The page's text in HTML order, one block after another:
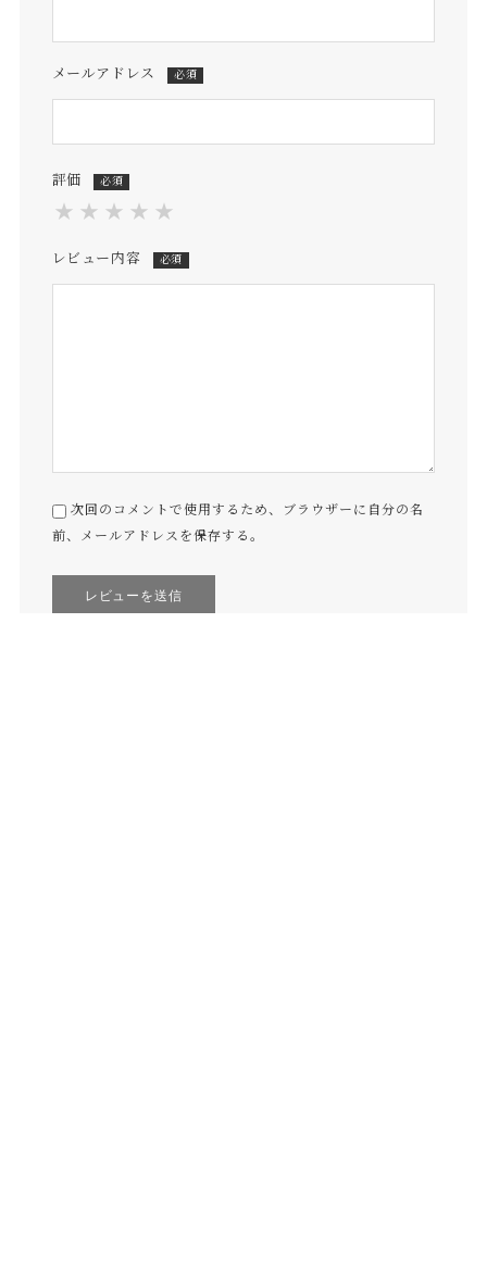
メールアドレス 必須
評価 必須
★
★
★
★
★
レビュー内容 必須
次回のコメントで使用するため、ブラウザーに自分の名
前、メールアドレスを保存する。